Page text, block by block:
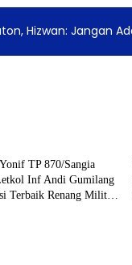
Hizwan: Jangan
TP 870/Sangia
Inf Andi Gumilang
Terbaik Renang Militer